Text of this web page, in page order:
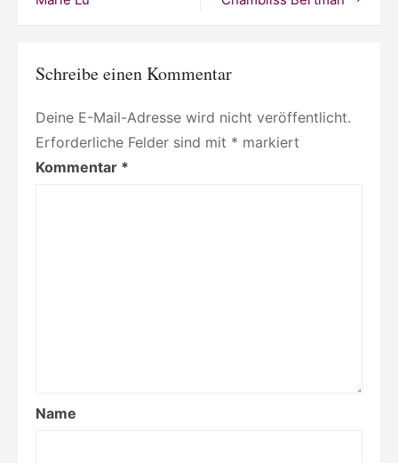
Schreibe einen Kommentar
Deine E-Mail-Adresse wird nicht veröffentlicht.
Erforderliche Felder sind mit * markiert
Kommentar *
Name